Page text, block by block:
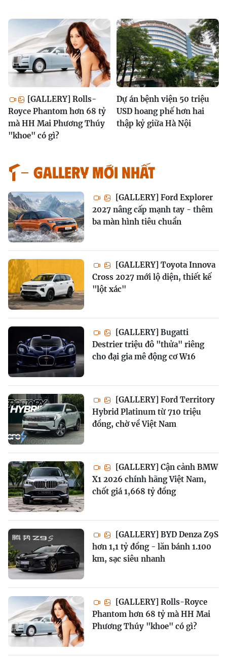
[GALLERY] Rolls-
Royce Phantom hơn 68 tỷ
mà HH Mai Phương Thúy
"khoe" có gì?
Dự án bệnh viện 50 triệu
USD hoang phế hơn hai
thập kỷ giữa Hà Nội
GALLERY MỚI NHẤT
[GALLERY] Ford Explorer
2027 nâng cấp mạnh tay - thêm
ba màn hình tiêu chuẩn
[GALLERY] Toyota Innova
Cross 2027 mới lộ diện, thiết kế
"lột xác"
[GALLERY] Bugatti
Destrier triệu đô "thửa" riêng
cho đại gia mê động cơ W16
[GALLERY] Ford Territory
Hybrid Platinum từ 710 triệu
đồng, chờ về Việt Nam
[GALLERY] Cận cảnh BMW
X1 2026 chính hãng Việt Nam,
chốt giá 1,668 tỷ đồng
[GALLERY] BYD Denza Z9S
hơn 1,1 tỷ đồng - lăn bánh 1.100
km, sạc siêu nhanh
[GALLERY] Rolls-Royce
Phantom hơn 68 tỷ mà HH Mai
Phương Thúy "khoe" có gì?